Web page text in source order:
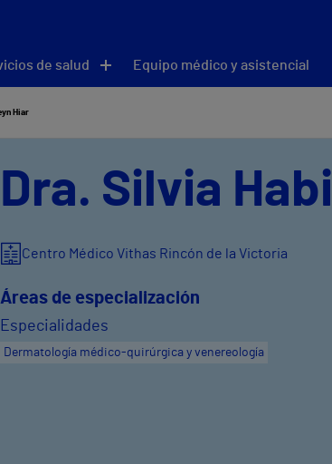
de salud Equipo médico y asistencial
Hiar
Dra. Silvia
Centro Médico Vithas Rincón de la Victoria
Áreas de especialización
Especialidades
Dermatología médico-quirúrgica y venereología